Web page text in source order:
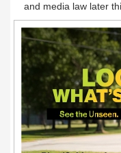
and media law later